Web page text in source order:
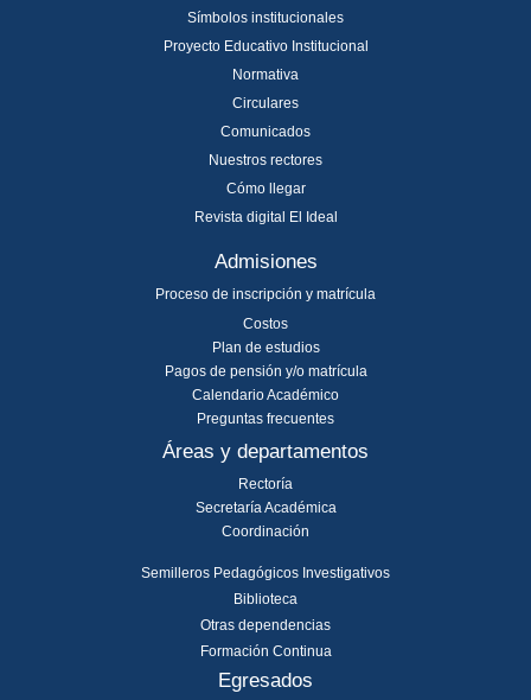
Símbolos institucionales
Proyecto Educativo Institucional
Normativa
Circulares
Comunicados
Nuestros rectores
Cómo llegar
Revista digital El Ideal
Admisiones
Proceso de inscripción y matrícula
Costos
Plan de estudios
Pagos de pensión y/o matrícula
Calendario Académico
Preguntas frecuentes
Áreas y departamentos
Rectoría
Secretaría Académica
Coordinación
Semilleros Pedagógicos Investigativos
Biblioteca
Otras dependencias
Formación Continua
Egresados